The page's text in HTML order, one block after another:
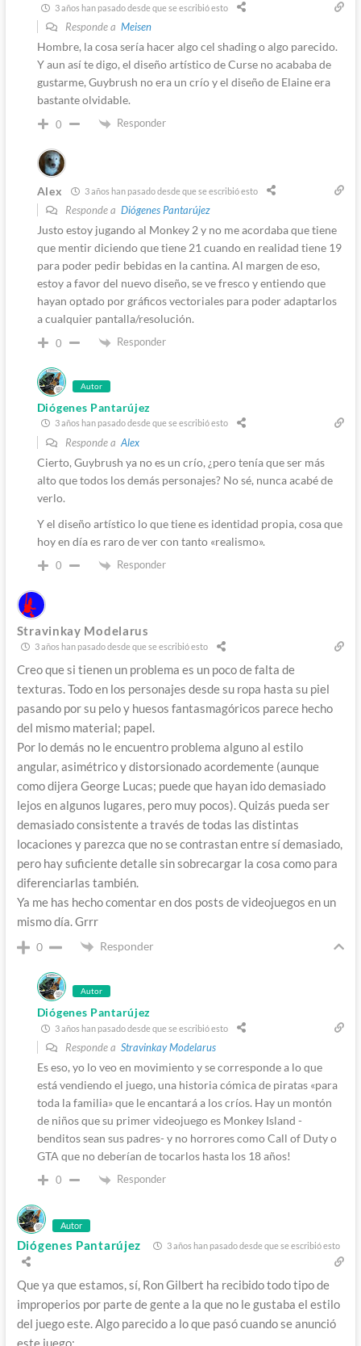
3 años han pasado desde que se escribió esto
Responde a Meisen
Hombre, la cosa sería hacer algo cel shading o algo parecido.
Y aun así te digo, el diseño artístico de Curse no acababa de
gustarme, Guybrush no era un crío y el diseño de Elaine era
bastante olvidable.
0 Responder
Alex 3 años han pasado desde que se escribió esto
Responde a Diógenes Pantarújez
Justo estoy jugando al Monkey 2 y no me acordaba que tiene
que mentir diciendo que tiene 21 cuando en realidad tiene 19
para poder pedir bebidas en la cantina. Al margen de eso,
estoy a favor del nuevo diseño, se ve fresco y entiendo que
hayan optado por gráficos vectoriales para poder adaptarlos
a cualquier pantalla/resolución.
0 Responder
Autor
Diógenes Pantarújez
3 años han pasado desde que se escribió esto
Responde a Alex
Cierto, Guybrush ya no es un crío, ¿pero tenía que ser más
alto que todos los demás personajes? No sé, nunca acabé de
verlo.
Y el diseño artístico lo que tiene es identidad propia, cosa que
hoy en día es raro de ver con tanto «realismo».
0 Responder
Stravinkay Modelarus
3 años han pasado desde que se escribió esto
Creo que si tienen un problema es un poco de falta de
texturas. Todo en los personajes desde su ropa hasta su piel
pasando por su pelo y huesos fantasmagóricos parece hecho
del mismo material; papel.
Por lo demás no le encuentro problema alguno al estilo
angular, asimétrico y distorsionado acordemente (aunque
como dijera George Lucas; puede que hayan ido demasiado
lejos en algunos lugares, pero muy pocos). Quizás pueda ser
demasiado consistente a través de todas las distintas
locaciones y parezca que no se contrastan entre sí demasiado,
pero hay suficiente detalle sin sobrecargar la cosa como para
diferenciarlas también.
Ya me has hecho comentar en dos posts de videojuegos en un
mismo día. Grrr
0 Responder
Autor
Diógenes Pantarújez
3 años han pasado desde que se escribió esto
Responde a Stravinkay Modelarus
Es eso, yo lo veo en movimiento y se corresponde a lo que
está vendiendo el juego, una historia cómica de piratas «para
toda la familia» que le encantará a los críos. Hay un montón
de niños que su primer videojuego es Monkey Island -
benditos sean sus padres- y no horrores como Call of Duty o
GTA que no deberían de tocarlos hasta los 18 años!
0 Responder
Autor
Diógenes Pantarújez 3 años han pasado desde que se escribió esto
Que ya que estamos, sí, Ron Gilbert ha recibido todo tipo de
improperios por parte de gente a la que no le gustaba el estilo
del juego este. Algo parecido a lo que pasó cuando se anunció
este juego: